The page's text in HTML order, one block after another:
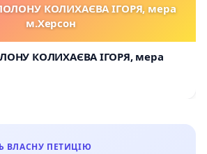
КОЛИХАЄВА ІГОРЯ, мера
м.Херсон
КОЛИХАЄВА ІГОРЯ, мера
ВЛАСНУ ПЕТИЦІЮ